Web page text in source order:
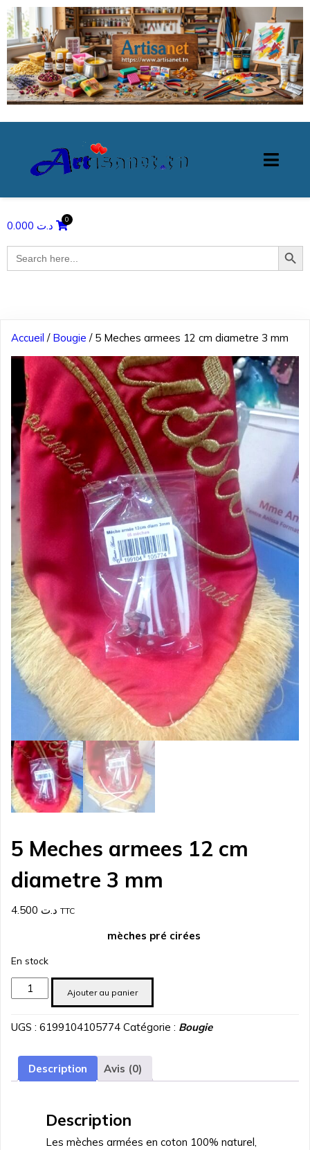
د.ت
Search
for:
Search Button
Accueil / Bougie / 5 Meches armees 12 cm diametre 3 mm
5 Meches armees 12 cm
diametre 3 mm
د.ت TTC
mèches pré cirées
En stock
quantité
de
Meches
12
Ajouter au panier
UGS : 6199104105774 Catégorie : Bougie
Description Avis (0)
Description
Les mèches armées en coton 100% naturel,